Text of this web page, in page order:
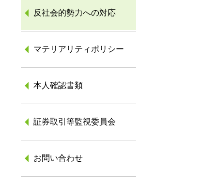
反社会的勢力への対応
マテリアリティポリシー
本人確認書類
証券取引等監視委員会
お問い合わせ